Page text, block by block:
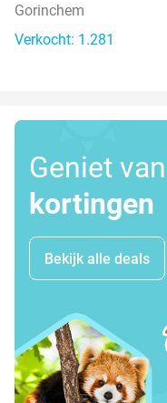
Gorinchem
Verkocht: 1.281
Geniet
kortingen
Bekijk alle deals